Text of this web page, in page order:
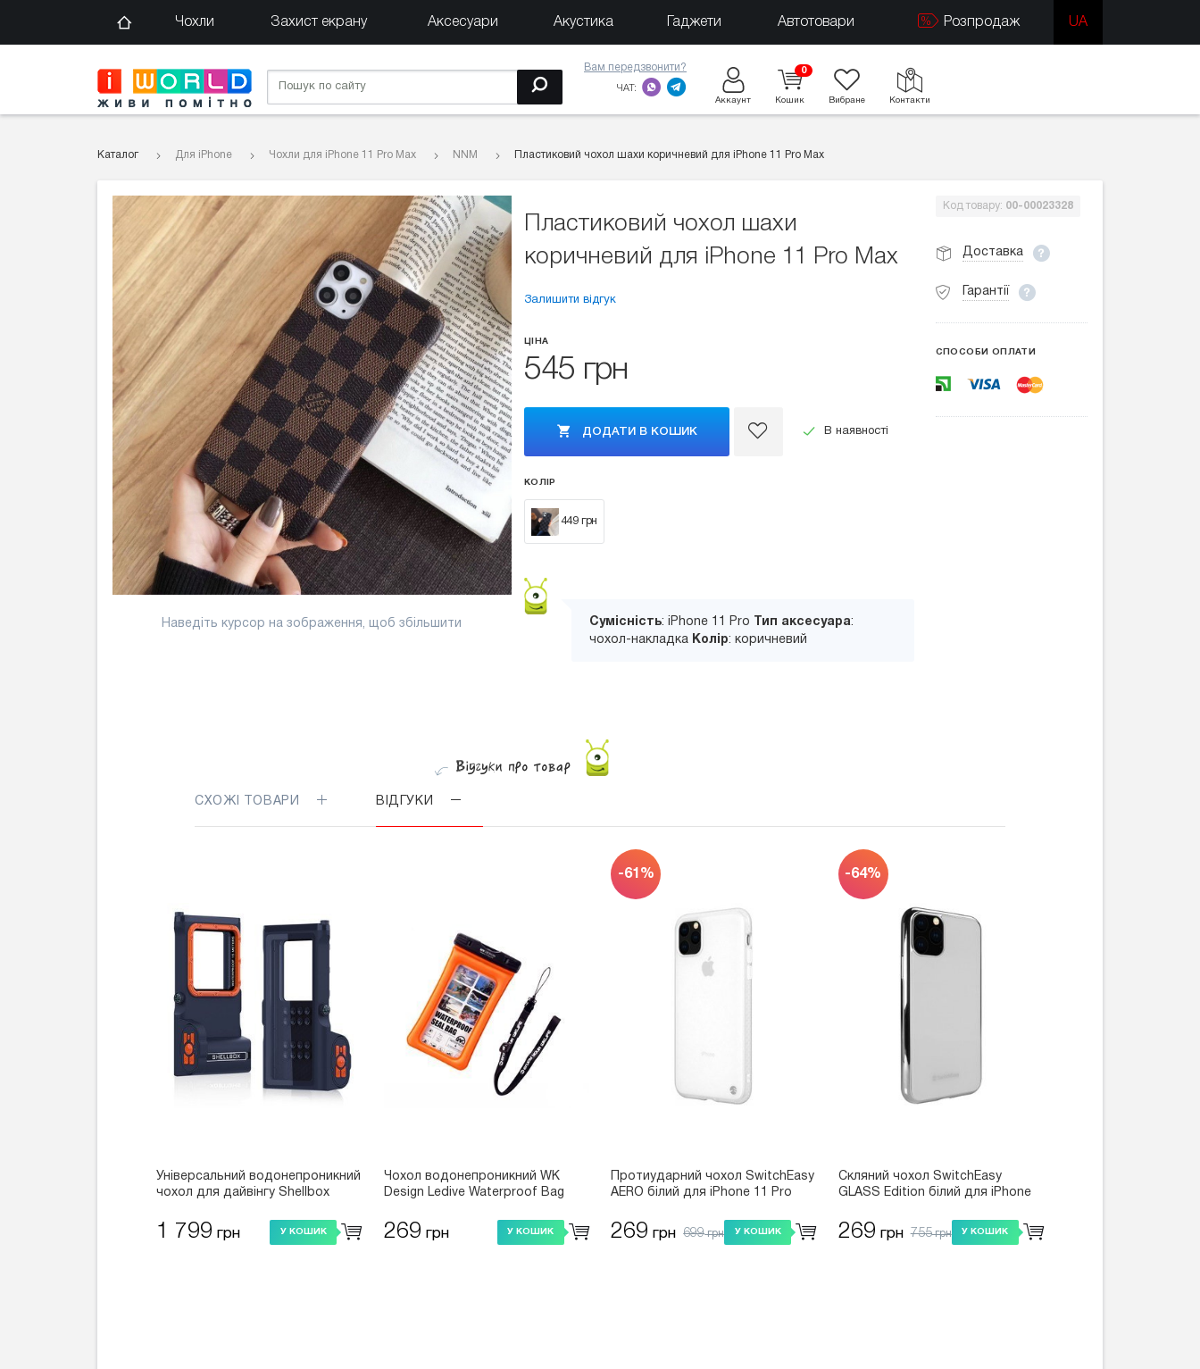
Чохли Захист екрану Аксесуари Акустика Гаджети Автотовари Розпродаж UA
Вам передзвонити?
ЧАТ:
Аккаунт
0
Кошик Вибране Контакти
Каталог Для iPhone Чохли для iPhone 11 Pro Max NNM Пластиковий чохол шахи коричневий для iPhone 11 Pro Max
Наведіть курсор на зображення, щоб збільшити
Пластиковий чохол шахи
коричневий для iPhone 11 Pro Max
Залишити відгук
ЦІНА
545 грн
ДОДАТИ В КОШИК В наявності
КОЛІР
449 грн
Сумісність: iPhone 11 Pro Тип аксесуара:
чохол-накладка Колір: коричневий
Код товару: 00-00023328
Доставка
Гарантії
СПОСОБИ ОПЛАТИ
СХОЖІ ТОВАРИ ВІДГУКИ
Універсальний водонепроникний
чохол для дайвінгу Shellbox
1 799 грн У КОШИК
Чохол водонепроникний WK
Design Ledive Waterproof Bag
помаранчевий
269 грн У КОШИК
-61%
Протиударний чохол SwitchEasy
AERO білий для iPhone 11 Pro
269 грн 699грн У КОШИК
-64%
Скляний чохол SwitchEasy
GLASS Edition білий для iPhone
269 грн 755грн У КОШИК